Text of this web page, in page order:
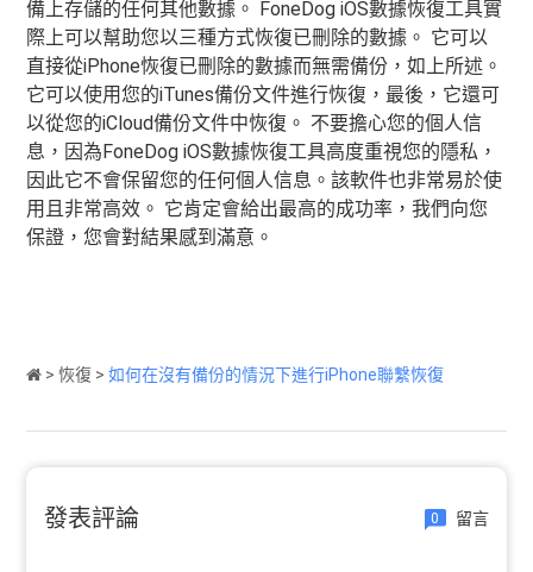
備上存儲的任何其他數據。 FoneDog iOS數據恢復工具實
際上可以幫助您以三種方式恢復已刪除的數據。 它可以
直接從iPhone恢復已刪除的數據而無需備份，如上所述。
它可以使用您的iTunes備份文件進行恢復，最後，它還可
以從您的iCloud備份文件中恢復。 不要擔心您的個人信
息，因為FoneDog iOS數據恢復工具高度重視您的隱私，
因此它不會保留您的任何個人信息。該軟件也非常易於使
用且非常高效。 它肯定會給出最高的成功率，我們向您
保證，您會對結果感到滿意。
>恢復 >如何在沒有備份的情況下進行iPhone聯繫恢復
發表評論 0 留言